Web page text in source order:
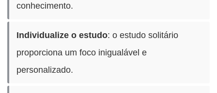
conhecimento.
Individualize o estudo: o estudo solitário
proporciona um foco inigualável e
personalizado.